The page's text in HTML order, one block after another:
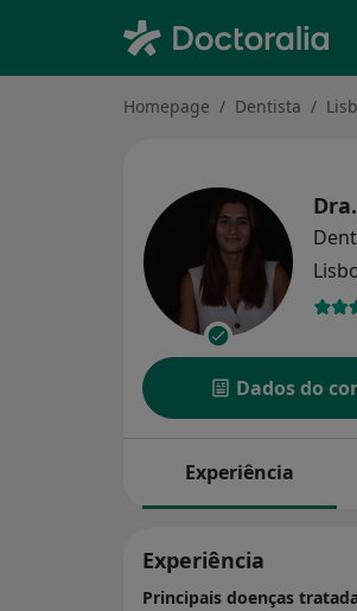
Homepage Dentista
Dra.
Dados do
Experiência
Experiência
Principais doenças